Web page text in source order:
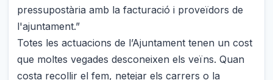
pressupostària amb la facturació i proveïdors de
l'ajuntament.”
Totes les actuacions de l’Ajuntament tenen un cost
que moltes vegades desconeixen els veïns. Quan
costa recollir el fem, netejar els carrers o la